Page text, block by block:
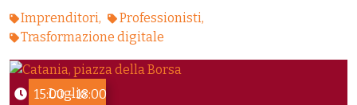
Imprenditori
Professionisti
Trasformazione digitale
Luglio
15:00–18:00